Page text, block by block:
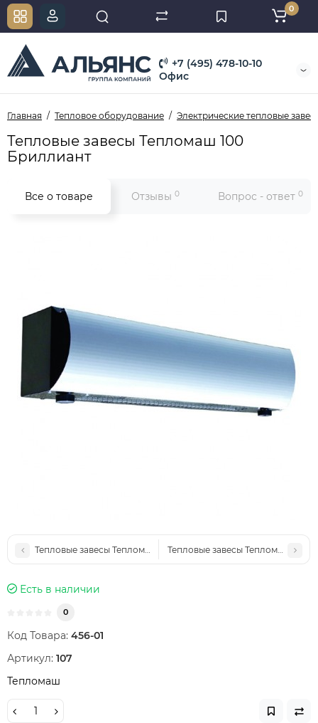
+7 (495) 478-10-10
Офис
0
Главная Тепловое оборудование Электрические тепловые
Тепловые завесы Тепломаш 100
Бриллиант
Все о товаре Отзывы 0 Вопрос - ответ 0
Тепловые завесы Тепломаш 200 ОптимаТепловые завесы Тепломаш 100
Есть в наличии
0
Код Товара: 456-01
Артикул: 107
Тепломаш